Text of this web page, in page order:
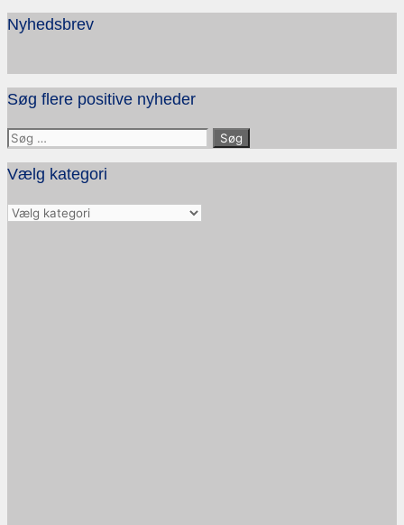
Nyhedsbrev
Søg flere positive nyheder
Søg
efter:
Vælg kategori
Vælg